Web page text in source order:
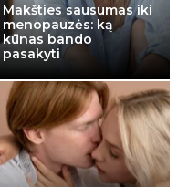
Makšties sausumas iki
menopauzės: ką
kūnas bando
pasakyti